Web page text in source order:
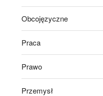
Obcojęzyczne
Praca
Prawo
Przemysł